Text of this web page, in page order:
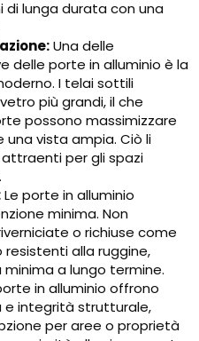
lunga durata con una
Una delle
delle porte in alluminio è la
I telai sottili
più grandi, il che
possono massimizzare
vista ampia. Ciò li
per gli spazi
Le porte in alluminio
minima. Non
o richiuse come
alla ruggine,
minima a lungo termine.
in alluminio offrono
e integrità strutturale,
per aree o proprietà